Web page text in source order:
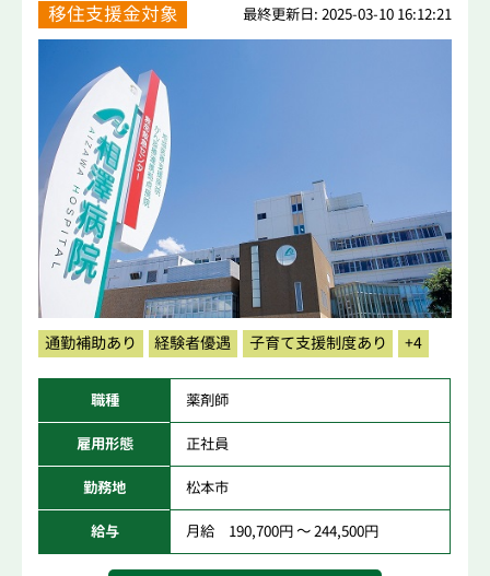
移住支援金対象 最終更新日: 2025-03-10 16:12:21
通勤補助あり 経験者優遇 子育て支援制度あり +4
職種 薬剤師
雇用形態 正社員
勤務地 松本市
給与 月給 190,700円 ～ 244,500円